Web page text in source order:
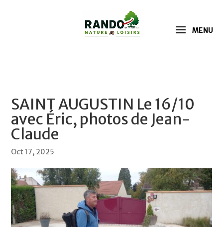
SAINT AUGUSTIN Le 16/10
avec Éric, photos de Jean-
Claude
Oct 17, 2025